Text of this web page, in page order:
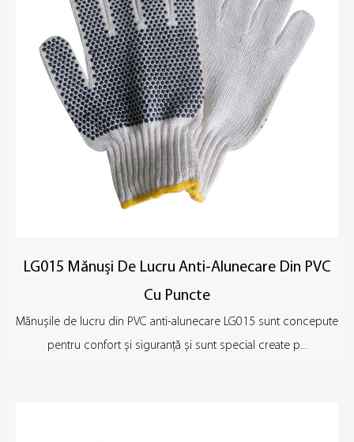
LG015 Mănuși De Lucru Anti-Alunecare Din PVC
Cu Puncte
Mănușile de lucru din PVC anti-alunecare LG015 sunt concepute
pentru confort și siguranță și sunt special create p...